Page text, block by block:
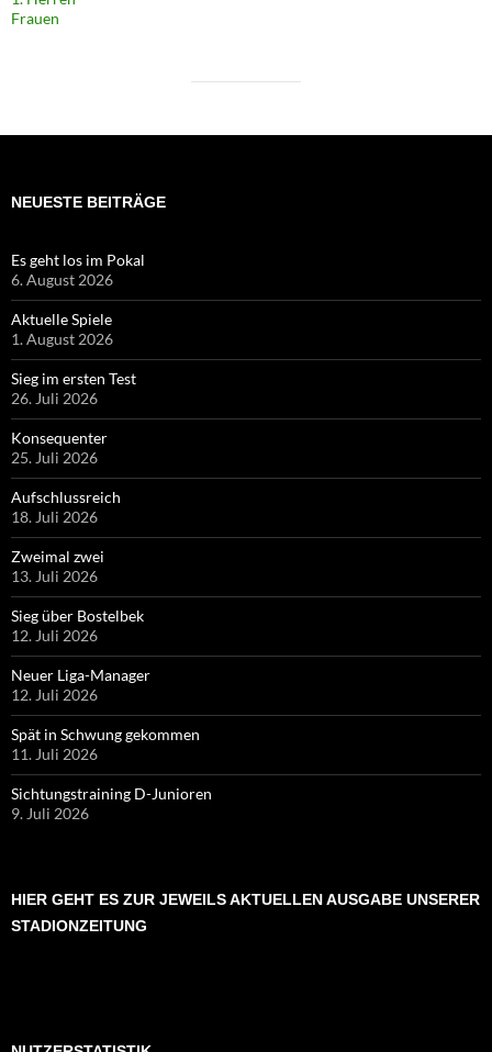
Frauen
NEUESTE BEITRÄGE
Es geht los im Pokal
6. August 2026
Aktuelle Spiele
1. August 2026
Sieg im ersten Test
26. Juli 2026
Konsequenter
25. Juli 2026
Aufschlussreich
18. Juli 2026
Zweimal zwei
13. Juli 2026
Sieg über Bostelbek
12. Juli 2026
Neuer Liga-Manager
12. Juli 2026
Spät in Schwung gekommen
11. Juli 2026
Sichtungstraining D-Junioren
9. Juli 2026
HIER GEHT ES ZUR JEWEILS AKTUELLEN AUSGABE UNSERER
STADIONZEITUNG